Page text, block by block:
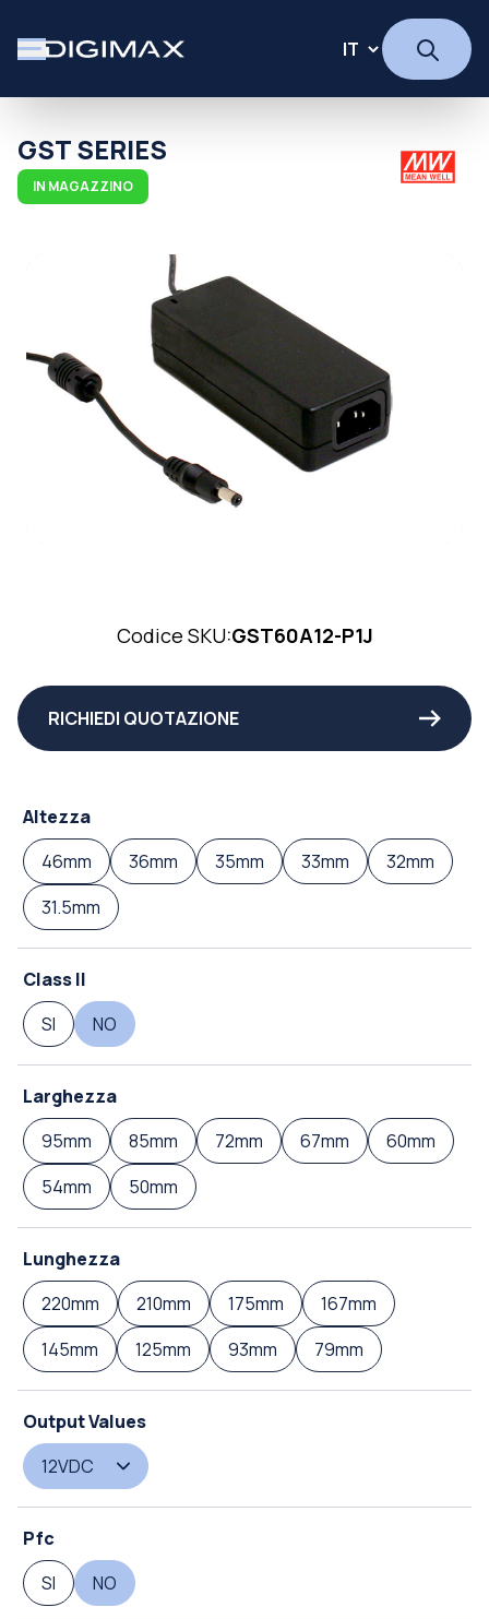
GST SERIES
IN MAGAZZINO
Codice SKU:GST60A12-P1J
RICHIEDI QUOTAZIONE
Altezza
46mm
36mm 35mm 33mm
32mm
31.5mm
Class II
SI
NO
Larghezza
95mm
85mm 72mm 67mm
60mm
54mm
50mm
Lunghezza
220mm
210mm 175mm
167mm
145mm
125mm 93mm 79mm
Output Values
12VDC
Pfc
SI
NO